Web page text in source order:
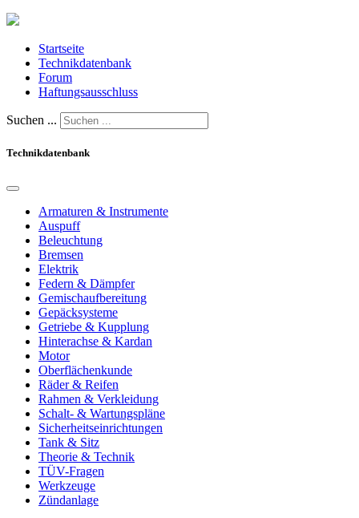
Startseite
Technikdatenbank
Forum
Haftungsausschluss
Suchen ...
Technikdatenbank
Armaturen & Instrumente
Auspuff
Beleuchtung
Bremsen
Elektrik
Federn & Dämpfer
Gemischaufbereitung
Gepäcksysteme
Getriebe & Kupplung
Hinterachse & Kardan
Motor
Oberflächenkunde
Räder & Reifen
Rahmen & Verkleidung
Schalt- & Wartungspläne
Sicherheitseinrichtungen
Tank & Sitz
Theorie & Technik
TÜV-Fragen
Werkzeuge
Zündanlage